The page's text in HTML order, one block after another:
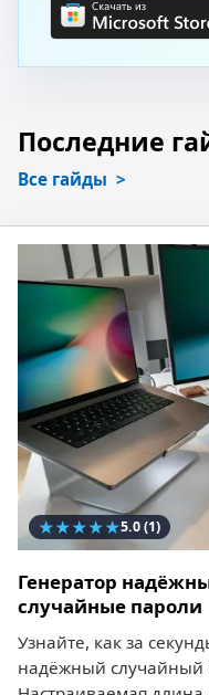
Последние
Все гайды
★★★★★5.0(1)
Генератор
случайные пароли
Узнайте, как за
надёжный случайный